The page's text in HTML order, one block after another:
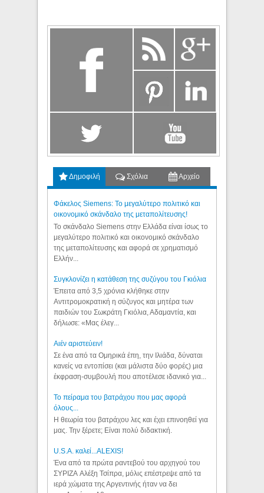
Δημοφιλή Σχόλια Αρχείο
Φάκελος Siemens: Το μεγαλύτερο πολιτικό και
οικονομικό σκάνδαλο της μεταπολίτευσης!
Το σκάνδαλο Siemens στην Ελλάδα είναι ίσως το
μεγαλύτερο πολιτικό και οικονομικό σκάνδαλο
της μεταπολίτευσης και αφορά σε χρηματισμό
Ελλήν...
Συγκλονίζει η κατάθεση της συζύγου του Γκιόλια
Έπειτα από 3,5 χρόνια κλήθηκε στην
Αντιτρομοκρατική η σύζυγος και μητέρα των
παιδιών του Σωκράτη Γκιόλια, Αδαμαντία, και
δήλωσε: «Μας έλεγ...
Aιέν αριστεύειν!
Σε ένα από τα Ομηρικά έπη, την Ιλιάδα, δύναται
κανείς να εντοπίσει (και μάλιστα δύο φορές) μια
έκφραση-συμβουλή που αποτέλεσε ιδανικό για...
Το πείραμα του βατράχου που μας αφορά
όλους...
Η θεωρία του βατράχου λες και έχει επινοηθεί για
μας. Την ξέρετε; Είναι πολύ διδακτική.
U.S.A. καλεί...ALEXIS!
Ένα από τα πρώτα ραντεβού του αρχηγού του
ΣΥΡΙΖΑ Αλέξη Τσίπρα, μόλις επέστρεψε από τα
ιερά χώματα της Αργεντινής ήταν να δει